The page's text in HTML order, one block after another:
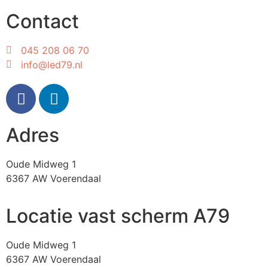
Contact
045 208 06 70
info@led79.nl
Adres
Oude Midweg 1
6367 AW Voerendaal
Locatie vast scherm A79
Oude Midweg 1
6367 AW Voerendaal